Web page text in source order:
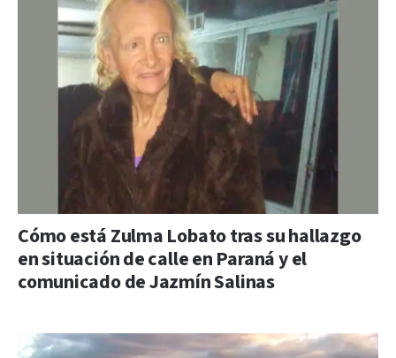
Cómo está Zulma Lobato tras su hallazgo
en situación de calle en Paraná y el
comunicado de Jazmín Salinas